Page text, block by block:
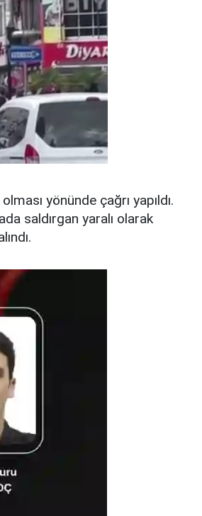
yönünde çağrı yapıldı.
saldırgan yaralı olarak